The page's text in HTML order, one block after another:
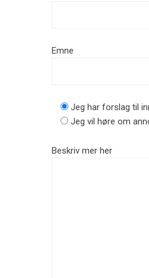
Emne
Jeg har forslag til
Jeg vil høre om
Beskriv mer her